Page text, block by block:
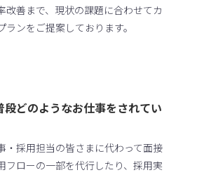
改善まで、現状の課題に合わせてカ
ランをご提案しております。
段どのようなお仕事をされてい
・採用担当の皆さまに代わって面接
フローの一部を代行したり、採用実